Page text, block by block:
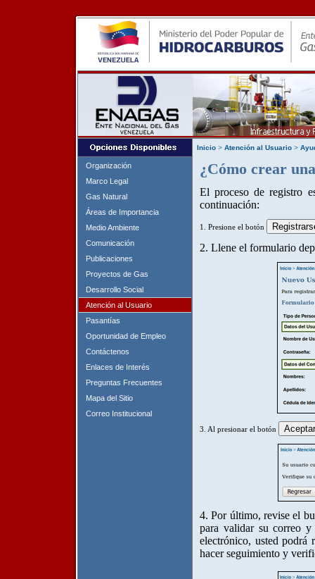
Inicio > Atención al Usuario >
Organización
Marco Legal
Gas Natural
Áreas de Importancia
Medio Ambiente
Comunicación
Publicaciones
Proyectos de Gas
Desarrollo Social
Atención al Usuario
Pasantías
Oportunidad de Empleo
Contáctenos
Enlaces de Interés
Preguntas Frecuentes
Mapa del Sitio
Correo Institucional
¿Cómo crear
El proceso de registro
continuación:
1. Presione el botón
2. Llene el formulario
3. Al presionar el botón
4. Por último, revise el
para validar su correo
electrónico, usted podrá
hacer seguimiento y